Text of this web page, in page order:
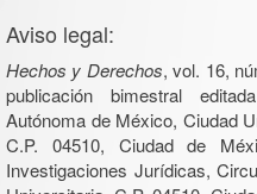
Aviso legal:
Hechos y Derechos, vol. 16,
publicación bimestral
Autónoma de México, Ciudad
C.P. 04510, Ciudad de
Investigaciones Jurídicas,